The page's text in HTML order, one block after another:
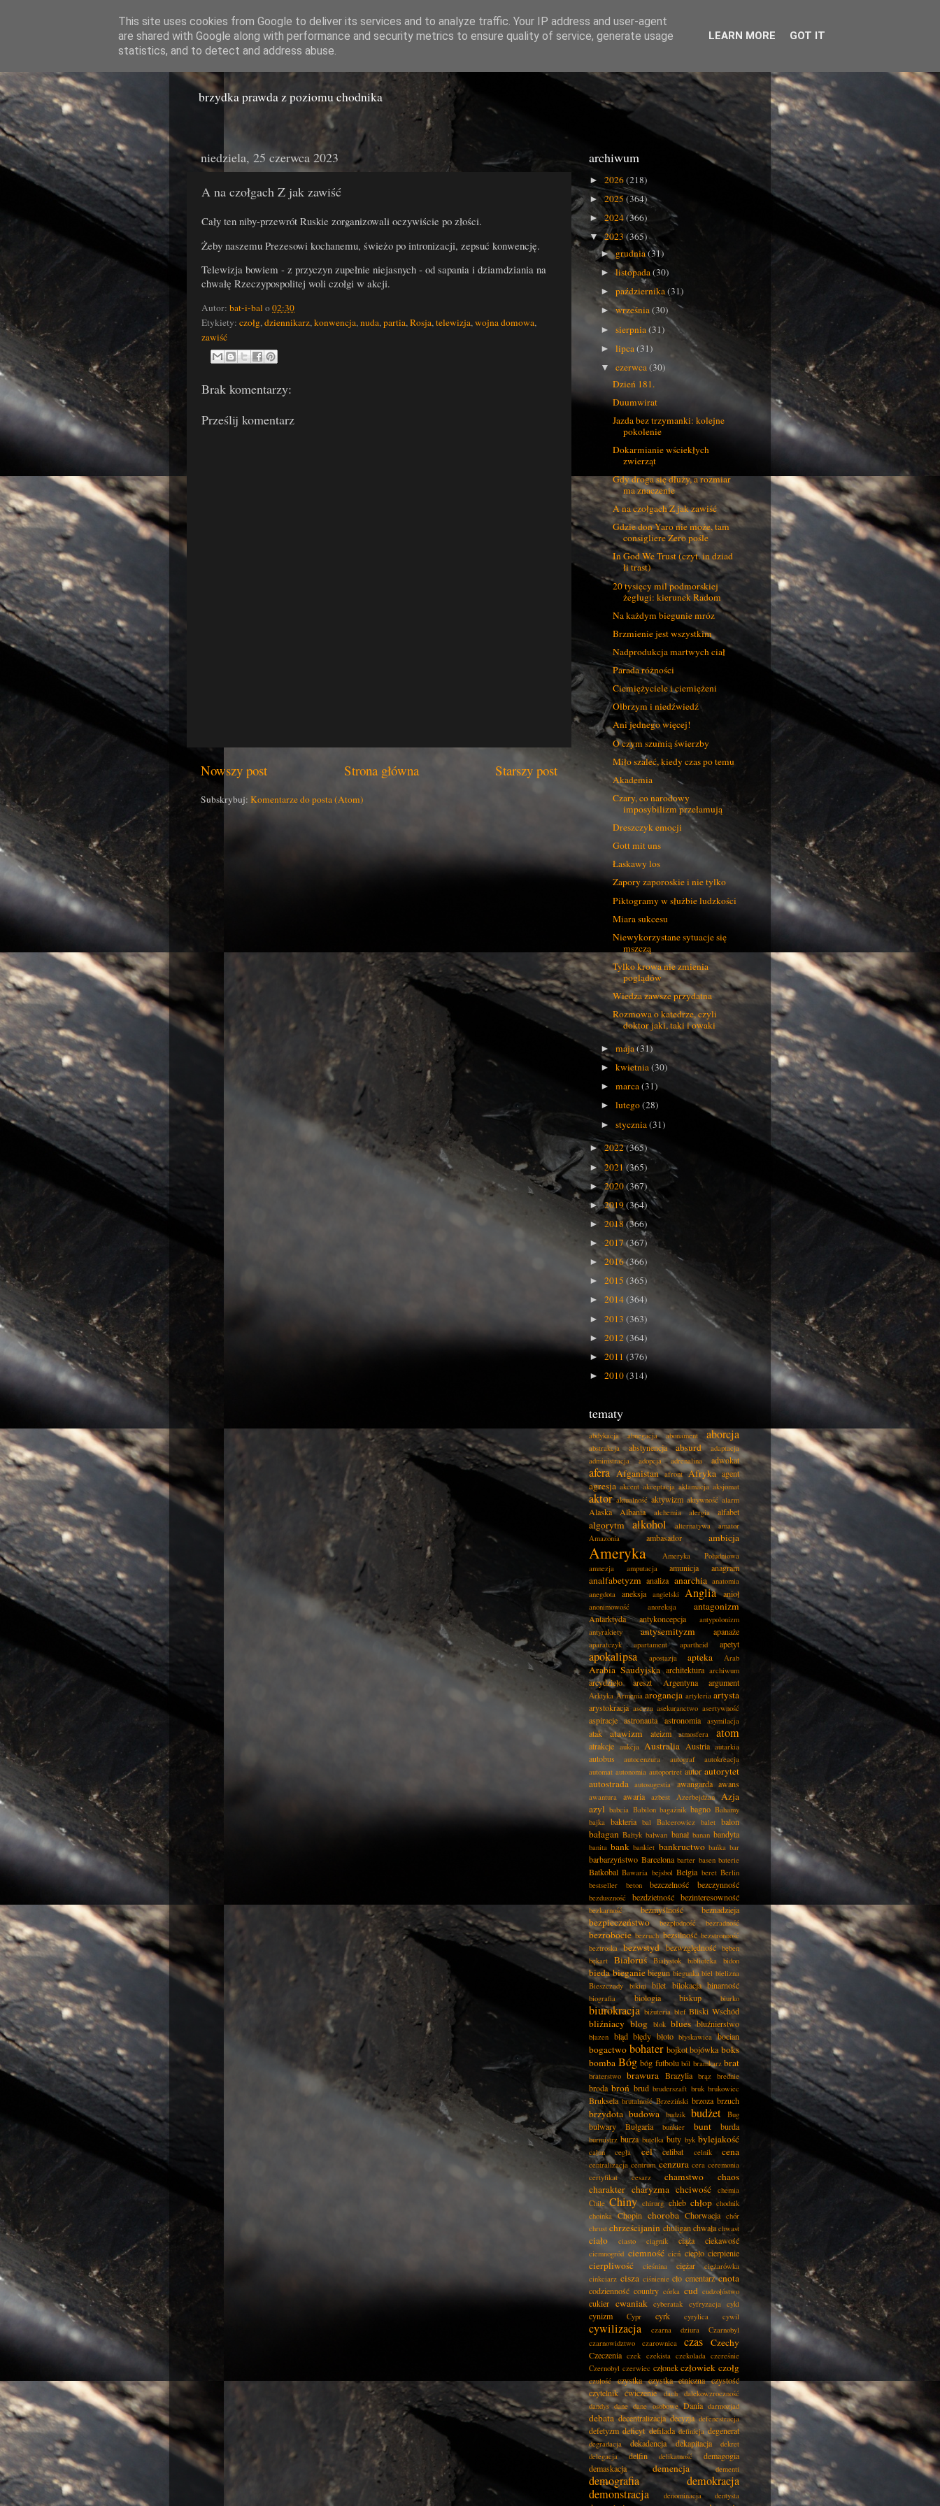
Miasto Gówna
brzydka prawda z poziomu chodnika
niedziela, 25 czerwca 2023
A na czołgach Z jak zawiść
Cały ten niby-przewrót Ruskie zorganizowali oczywiście po złości.
Żeby naszemu Prezesowi kochanemu, świeżo po intronizacji, zepsuć konwencję.
Telewizja bowiem - z przyczyn zupełnie niejasnych - od sapania i dziamdziania na
chwałę Rzeczypospolitej woli czołgi w akcji.
Autor: bat-i-balo02:30
Etykiety: czołg,dziennikarz,konwencja,nuda,partia,Rosja,telewizja,wojna domowa,
zawiść
Brak komentarzy:
Prześlij komentarz
Nowszy post Starszy post
Strona główna
Subskrybuj: Komentarze do posta (Atom)
archiwum
► 2026(218)
►2025(364)
► 2024(366)
▼2023(365)
►grudnia(31)
►listopada(30)
►października(31)
►września(30)
►sierpnia(31)
►lipca(31)
▼czerwca(30)
Dzień 181.
Duumwirat
Jazda bez trzymanki: kolejne
pokolenie
Dokarmianie wściekłych
zwierząt
Gdy droga się dłuży, a rozmiar
ma znaczenie
A na czołgach Z jak zawiść
Gdzie don Yaro nie może, tam
consigliere Zero pośle
In God We Trust (czyt. in dziad
łi trast)
20 tysięcy mil podmorskiej
żeglugi: kierunek Radom
Na każdym biegunie mróz
Brzmienie jest wszystkim
Nadprodukcja martwych ciał
Parada różności
Ciemiężyciele i ciemiężeni
Olbrzym i niedźwiedź
Ani jednego więcej!
O czym szumią świerzby
Miło szaleć, kiedy czas po temu
Akademia
Czary, co narodowy
imposybilizm przełamują
Dreszczyk emocji
Gott mit uns
Łaskawy los
Zapory zaporoskie i nie tylko
Piktogramy w służbie ludzkości
Miara sukcesu
Niewykorzystane sytuacje się
mszczą
Tylko krowa nie zmienia
poglądów
Wiedza zawsze przydatna
Rozmowa o katedrze, czyli
doktor jaki, taki i owaki
►maja(31)
►kwietnia(30)
►marca(31)
►lutego(28)
►stycznia(31)
► 2022(365)
► 2021 (365)
► 2020(367)
►2019(364)
► 2018 (366)
► 2017(367)
► 2016(366)
► 2015 (365)
► 2014(364)
► 2013 (363)
► 2012(364)
► 2011 (376)
► 2010(314)
tematy
abdykacja abnegacja abonament aborcja
abstrakcja abstynencja absurd
adaptacja
administracja
adopcja adrenalina adwokat
afera Afganistan afront Afryka agent
agresja akcent akceptacja aklamacja aksjomat
aktor aktualność aktywizm aktywność alarm
Alaska Albania alchemia alergia alfabet
algorytm alkohol alternatywa
amator
Amazonia
ambasador ambicja
Ameryka
Ameryka Południowa
amnezja
amputacja amunicja anagram
analfabetyzm analiza anarchia anatomia
anegdota
aneksja angielski Anglia anioł
anonimowość anoreksja antagonizm
Antarktyda antykoncepcja
antypolonizm
antyrakiety
antysemityzm apanaże
aparatczyk apartament apartheid apetyt
apokalipsa apostazja apteka Arab
Arabia Saudyjska architektura archiwum
arcydzieło areszt Argentyna argument
Arktyka Armenia arogancja artyleria artysta
arystokracja asceza asekuranctwo asertywność
aspiracje astronauta astronomia asymilacja
atak atawizm ateizm atmosfera atom
atrakcje aukcja Australia Austria autarkia
autobus autocenzura autograf
autokreacja
automat autonomia autoportret autor autorytet
autostrada autosugestia awangarda awans
awantura awaria azbest Azerbejdżan
Azja
azyl babcia Babilon bagażnik bagno Bahamy
bajka bakteria bal Balcerowicz balet balon
bałagan Bałtyk bałwan banał banan bandyta
banita bank bankiet bankructwo bańka bar
barbarzyństwo Barcelona barter basen baterie
Batkobal Bawaria bejsbol Belgia beret Berlin
bestseller
beton bezczelność bezczynność
bezduszność bezdzietność bezinteresowność
bezkarność bezmyślność beznadzieja
bezpieczeństwo bezpłodność bezradność
bezrobocie bezruch bezsilność bezstronność
beztroska bezwstyd bezwzględność bęben
bękart
Białoruś Białystok biblioteka bidon
bieda bieganie biegun biegunka biel bielizna
Bieszczady
bikini bilet bilokacja binarność
biografia biologia biskup biurko
biurokracja biżuteria blef Bliski Wschód
bliźniacy blog blok blues bluźnierstwo
błazen błąd błędy błoto błyskawica bocian
bogactwo bohater bojkot bojówka boks
bomba Bóg bóg futbolu ból bramkarz brat
braterstwo brawura Brazylia brąz brednie
broda broń brud bruderszaft bruk brukowiec
Bruksela brutalność Brzeziński brzoza brzuch
brzydota budowa budzik budżet Bug
bulwary Bułgaria bunkier bunt burda
burmistrz burza butelka buty byk bylejakość
całun cegła cel celibat celnik cena
centralizacja centrum cenzura cera ceremonia
certyfikat
cesarz chamstwo
chaos
charakter charyzma chciwość
chemia
Chile Chiny chirurg chleb chłop chodnik
choinka Chopin choroba Chorwacja chór
chrust chrześcijanin chuligan chwała chwast
ciało ciasto ciągnik ciąża ciekawość
ciemnogród ciemność cień ciepło cierpienie
cierpliwość cieśnina ciężar
ciężarówka
cinkciarz cisza ciśnienie cło cmentarz cnota
codzienność country córka cud cudzołóstwo
cukier cwaniak cyberatak cyfryzacja cykl
cynizm Cypr cyrk cyrylica cywil
cywilizacja czarna dziura
Czarnobyl
czarnowidztwo
czarownica czas Czechy
Czeczenia czek czekista czekolada czereśnie
Czernobyl czerwiec członek człowiek czołg
czułość czystka czystka etniczna czystość
czytelnik ćwiczenie dach
dalekowzroczność
dandys dane dane osobowe Dania darmozjad
debata decentralizacja decyzja defenestracja
defetyzm deficyt defilada definicja degenerat
degradacja dekadencja dekapitacja
dekret
delegacja
delfin delikatność
demagogia
demaskacja
demencja dementi
demografia
demokracja
demonstracja
denominacja dentysta
This site uses cookies from Google to deliver its services and to analyze traffic. Your IP address and user-agent
are shared with Google along with performance and security metrics to ensure quality of service, generate usage
statistics, and to detect and address abuse.
LEARN MORE GOT IT